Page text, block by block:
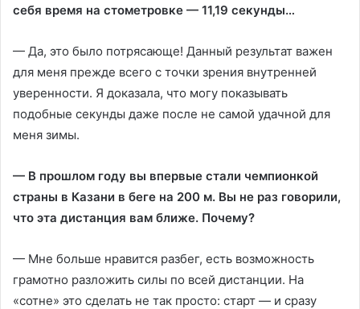
себя время на стометровке — 11,19 секунды…
— Да, это было потрясающе! Данный результат важен
для меня прежде всего с точки зрения внутренней
уверенности. Я доказала, что могу показывать
подобные секунды даже после не самой удачной для
меня зимы.
— В прошлом году вы впервые стали чемпионкой
страны в Казани в беге на 200 м. Вы не раз говорили,
что эта дистанция вам ближе. Почему?
— Мне больше нравится разбег, есть возможность
грамотно разложить силы по всей дистанции. На
«сотне» это сделать не так просто: старт — и сразу